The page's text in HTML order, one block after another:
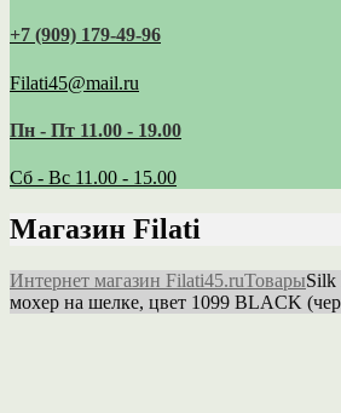
+7 (909) 179‑49-96
Filati45@mail.ru
Пн - Пт 11.00 - 19.00
Сб - Вс 11.00 - 15.00
Магазин Filati
Интернет магазин Filati45.ruТоварыSilk
мохер на шелке, цвет 1099 BLACK